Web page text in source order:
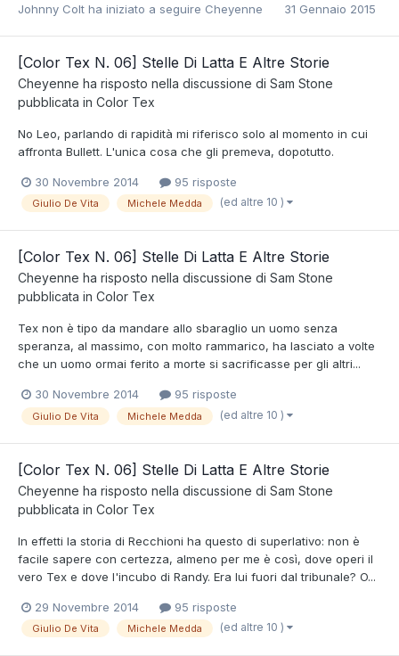
Johnny Colt ha iniziato a seguire Cheyenne 31 Gennaio 2015
[Color Tex N. 06] Stelle Di Latta E Altre Storie
Cheyenne ha risposto nella discussione di Sam Stone
pubblicata in Color Tex
No Leo, parlando di rapidità mi riferisco solo al momento in cui
affronta Bullett. L'unica cosa che gli premeva, dopotutto.
30 Novembre 2014 95 risposte
Giulio De Vita Michele Medda (ed altre 10 )
[Color Tex N. 06] Stelle Di Latta E Altre Storie
Cheyenne ha risposto nella discussione di Sam Stone
pubblicata in Color Tex
Tex non è tipo da mandare allo sbaraglio un uomo senza
speranza, al massimo, con molto rammarico, ha lasciato a volte
che un uomo ormai ferito a morte si sacrificasse per gli altri...
30 Novembre 2014 95 risposte
Giulio De Vita Michele Medda (ed altre 10 )
[Color Tex N. 06] Stelle Di Latta E Altre Storie
Cheyenne ha risposto nella discussione di Sam Stone
pubblicata in Color Tex
In effetti la storia di Recchioni ha questo di superlativo: non è
facile sapere con certezza, almeno per me è così, dove operi il
vero Tex e dove l'incubo di Randy. Era lui fuori dal tribunale? O...
29 Novembre 2014 95 risposte
Giulio De Vita Michele Medda (ed altre 10 )